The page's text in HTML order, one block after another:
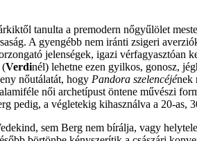
tanulta a premodern nőgyűlölet
A gyengébb nem iránti zsigeri
jelenségek, igazi vérfagyasztóan
(Verdinél) lehetne ezen gyilkos, gonosz,
nőutálatát, hogy Pandora szelencéjének
női archetípust öntene művészi
pedig, a végletekig kihasználva a 20-as,
sem Berg nem bírálja, vagy